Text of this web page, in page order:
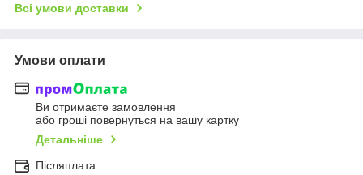
Всі умови доставки
Умови оплати
Ви отримаєте замовлення
або гроші повернуться на вашу картку
Детальніше
Післяплата